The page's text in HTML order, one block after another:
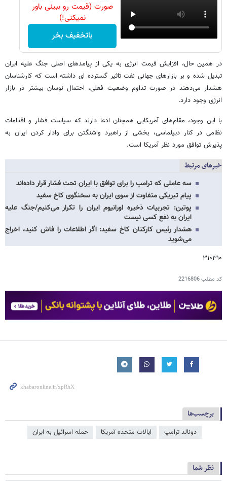
صورت (قیمت رو ببینی باور
نمیکنی!)
باتخفیف بخر
در همین حال، افزایش قیمت انرژی به یکی از پیامدهای اصلی جنگ علیه ایران
تبدیل شده و بر بازارهای جهانی نفت تاثیر گسترده ای داشته است که کارشناسان
هشدار می‌دهند در صورت تداوم وضعیت فعلی، احتمال نوسان بیشتر در بازار
انرژی وجود دارد.
با این وجود، مقام‌های آمریکایی همچنان ادعا دارند که سیاست فشار و اقدامات
نظامی در کنار دیپلماسی، بخشی از راهبرد واشنگتن برای وادار کردن ایران به
پذیرش توافق مورد نظر آمریکا است.
خبرهای مرتبط
سه عاملی که ترامپ را برای توافق با ایران تحت فشار قرار داده‌اند
پیام تبریکی متفاوت از سوی ایران به سخنگوی کاخ سفید
پوتین: تجربیات ذخیره اورانیوم ایران را تکرار می‌کنیم/جنگ علیه
ایران به نفع کسی نیست
هشدار رئیس کارکنان کاخ سفید: اگر اطلاعات را فاش کنید، اخراج
می‌شوید
۳۱۰۳۱۰
کد مطلب2216806
برچسب‌ها
دونالد ترامپ ایالات متحده آمریکا حمله اسرائیل به ایران
نظر شما